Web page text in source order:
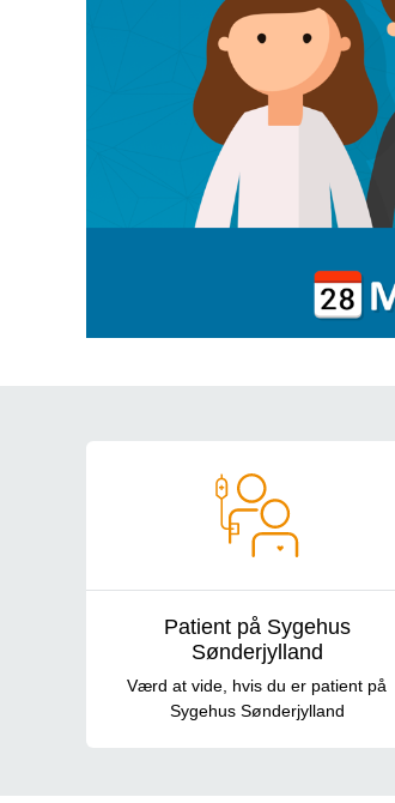
Patient på Sygehus
Sønderjylland
Værd at vide, hvis du er patient på
Sygehus Sønderjylland